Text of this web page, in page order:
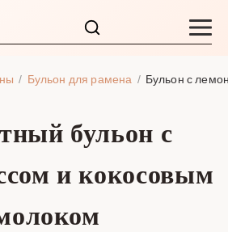
Бульон для рамена Бульон с
бульон с
и кокосовым